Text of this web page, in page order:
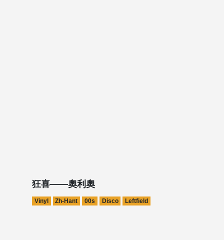
狂喜——奧利奧
Vinyl Zh-Hant 00s Disco Leftfield